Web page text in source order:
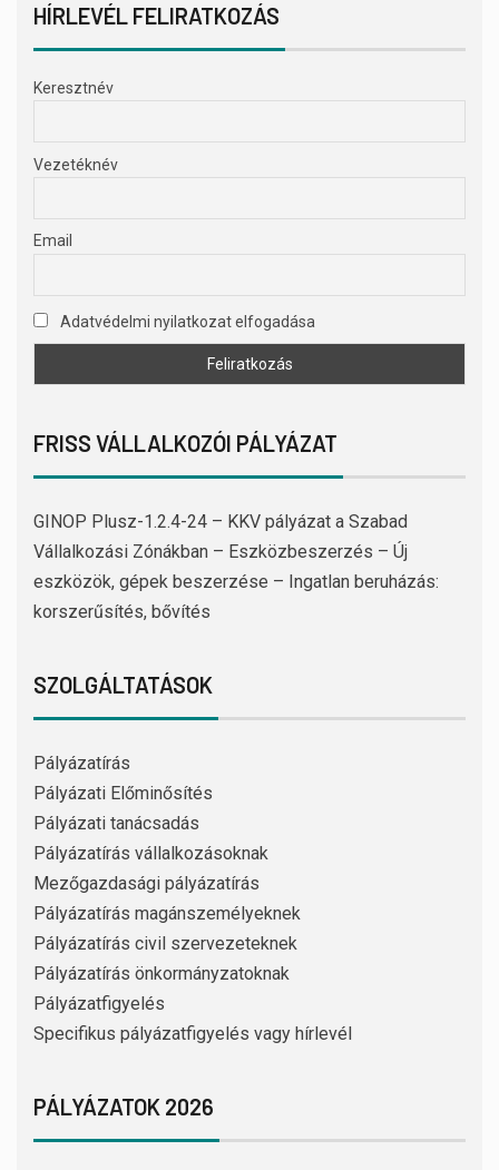
HÍRLEVÉL FELIRATKOZÁS
Keresztnév
Vezetéknév
Email
Adatvédelmi nyilatkozat elfogadása
FRISS VÁLLALKOZÓI PÁLYÁZAT
GINOP Plusz-1.2.4-24 – KKV pályázat a Szabad
Vállalkozási Zónákban – Eszközbeszerzés – Új
eszközök, gépek beszerzése – Ingatlan beruházás:
korszerűsítés, bővítés
SZOLGÁLTATÁSOK
Pályázatírás
Pályázati Előminősítés
Pályázati tanácsadás
Pályázatírás vállalkozásoknak
Mezőgazdasági pályázatírás
Pályázatírás magánszemélyeknek
Pályázatírás civil szervezeteknek
Pályázatírás önkormányzatoknak
Pályázatfigyelés
Specifikus pályázatfigyelés vagy hírlevél
PÁLYÁZATOK 2026